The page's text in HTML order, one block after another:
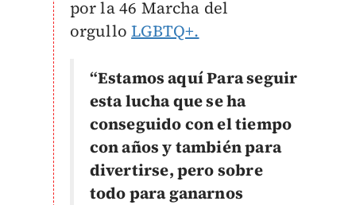
por la 46 Marcha del
orgullo LGBTQ+.
“Estamos aquí Para seguir
esta lucha que se ha
conseguido con el tiempo
con años y también para
divertirse, pero sobre
todo para ganarnos